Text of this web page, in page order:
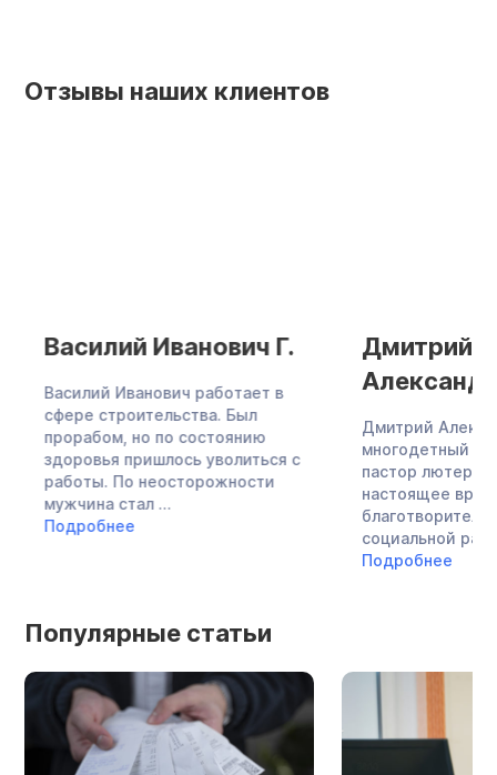
Отзывы наших клиентов
Василий Иванович Г.
Василий Иванович работает в
сфере строительства. Был
прорабом, но по состоянию
здоровья пришлось уволиться с
работы. По неосторожности
мужчина стал ...
Подробнее
Дмитрий
Дмитрий
многодетный
пастор
настоящее время
социальной
Подробнее
Популярные статьи